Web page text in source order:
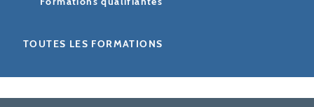
TOUTES LES FORMATIONS